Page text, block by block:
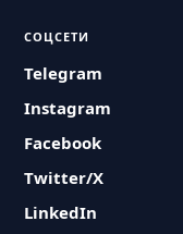
СОЦСЕТИ
Telegram
Instagram
Facebook
Twitter/X
LinkedIn